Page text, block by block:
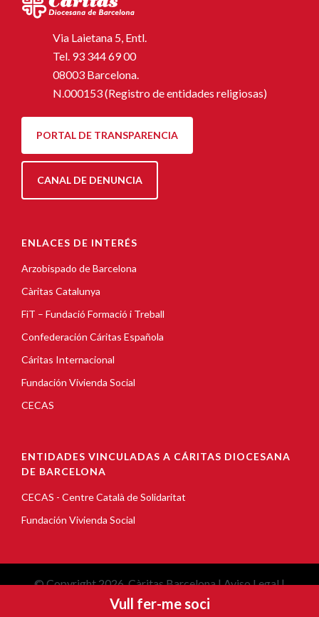
Via Laietana 5, Entl.
Tel. 93 344 69 00
08003 Barcelona.
N.000153 (Registro de entidades religiosas)
PORTAL DE TRANSPARENCIA
CANAL DE DENUNCIA
ENLACES DE INTERÉS
Arzobispado de Barcelona
Càritas Catalunya
FiT – Fundació Formació i Treball
Confederación Cáritas Española
Cáritas Internacional
Fundación Vivienda Social
CECAS
ENTIDADES VINCULADAS A CÁRITAS DIOCESANA
DE BARCELONA
CECAS - Centre Català de Solidaritat
Fundación Vivienda Social
© Copyright 2026, Càritas Barcelona |Aviso Legal|
Política de Cookies|Política de privacidad
Vull fer-me soci